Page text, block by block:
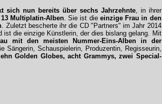
sich nun bereits über sechs Jahrzehnte, in ihrer
Multiplatin-Alben. Sie ist die einzige Frau in den
. Zuletzt bescherte ihr die CD "Partners" im Jahr 2014
ist die einzige Künstlerin, der dies bislang gelang. Mit
mit den meisten Nummer-Eins-Alben in der
Sängerin, Schauspielerin, Produzentin, Regisseurin,
Golden Globes, acht Grammys, zwei Special-